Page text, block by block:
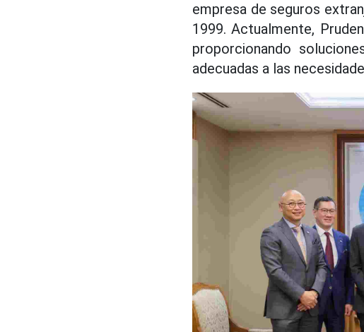
empresa de seguros
1999. Actualmente,
proporcionando
adecuadas a las